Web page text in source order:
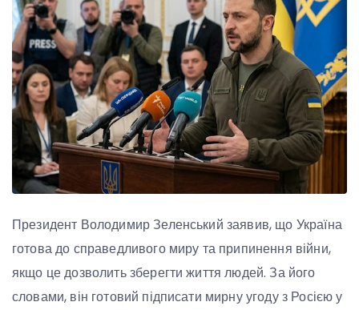
Президент Володимир Зеленський заявив, що Україна
готова до справедливого миру та припинення війни,
якщо це дозволить зберегти життя людей. За його
словами, він готовий підписати мирну угоду з Росією у